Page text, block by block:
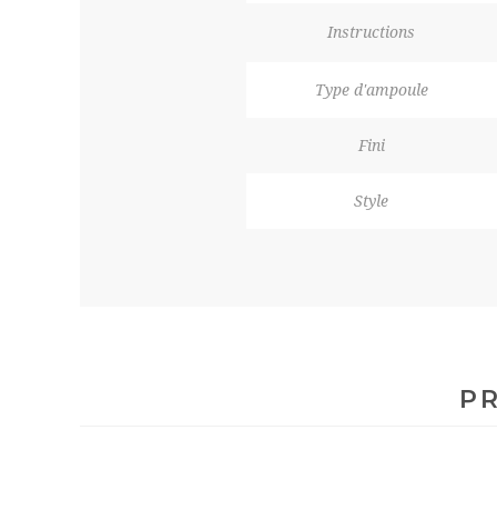
Instructions
Type d'ampoule
Fini
Style